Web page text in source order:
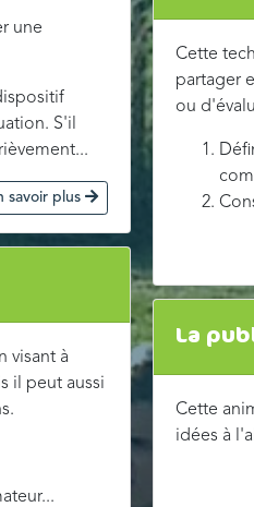
une
S'il
savoir plus
visant à
il peut aussi
Cette
partager
ou
La
Cette
idées à